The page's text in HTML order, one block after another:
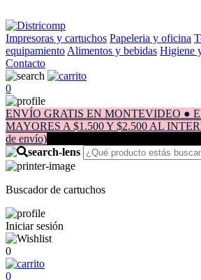
Impresoras y cartuchos Papeleria y oficina
equipamiento Alimentos y bebidas Higiene
Contacto
0
ENVÍO GRATIS EN MONTEVIDEO ●
MAYORES A $1.500 Y $2.500 AL
de envío)
Buscador de cartuchos
Iniciar sesión
0
0